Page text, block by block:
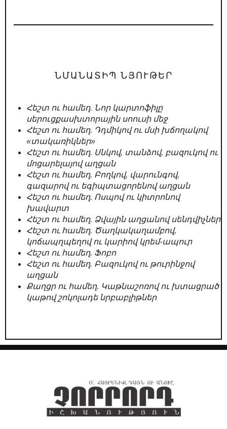
ՆՄԱՆԱՏԻՊ ՆՅՈՒԹԵՐ
Հեշտ ու համեղ. Նոր կարտոֆիլը
սերուցքասխտորային սոուսի մեջ
Հեշտ ու համեղ. Դդմիկով ու մսի խճողակով
«տակառիկներ»
Հեշտ ու համեղ. Սնկով, տանձով, բազուկով ու
մոցարելայով աղցան
Հեշտ ու համեղ. Բողկով, վարունգով,
գազարով ու եգիպտացորենով աղցան
Հեշտ ու համեղ. Ոսպով ու կիտրոնով
խավարտ
Հեշտ ու համեղ. Ձվային աղցանով սենդվիչներ
Հեշտ ու համեղ. Ծաղկակաղամբով,
կոճապղպեղով ու կարիով կրեմ-ապուր
Հեշտ ու համեղ. Ֆոբո
Հեշտ ու համեղ. Բազուկով ու թուրինջով
աղցան
Քաղցր ու համեղ. Կաթնաշոռով ու խտացրած
կաթով շոկոլադե նրբաբլիթներ